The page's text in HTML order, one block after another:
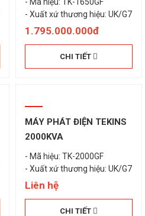
- Xuất xứ thương hiệu: UK/G7
1.795.000.000đ
CHI TIẾT
MÁY PHÁT ĐIỆN TEKINS
2000KVA
- Mã hiệu: TK-2000GF
- Xuất xứ thương hiệu: UK/G7
Liên hệ
CHI TIẾT